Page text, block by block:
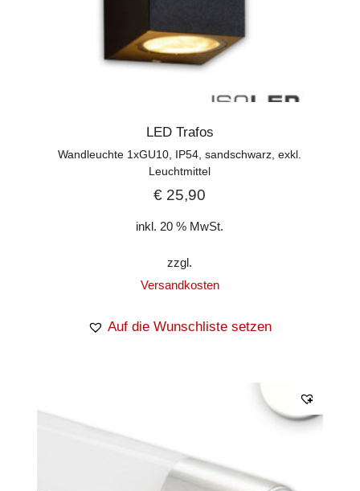
LED Trafos
Wandleuchte 1xGU10, IP54, sandschwarz, exkl.
Leuchtmittel
€ 25,90
inkl. 20 % MwSt.
zzgl.
Versandkosten
Auf die Wunschliste setzen